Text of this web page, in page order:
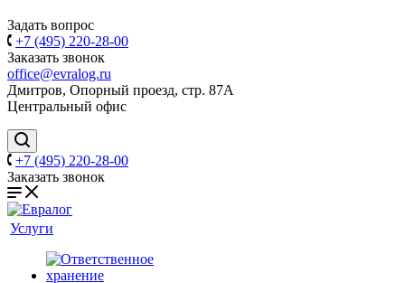
Задать вопрос
+7 (495) 220-28-00
Заказать звонок
office@evralog.ru
Дмитров, Опорный проезд, стр. 87А
Центральный офис
+7 (495) 220-28-00
Заказать звонок
Услуги